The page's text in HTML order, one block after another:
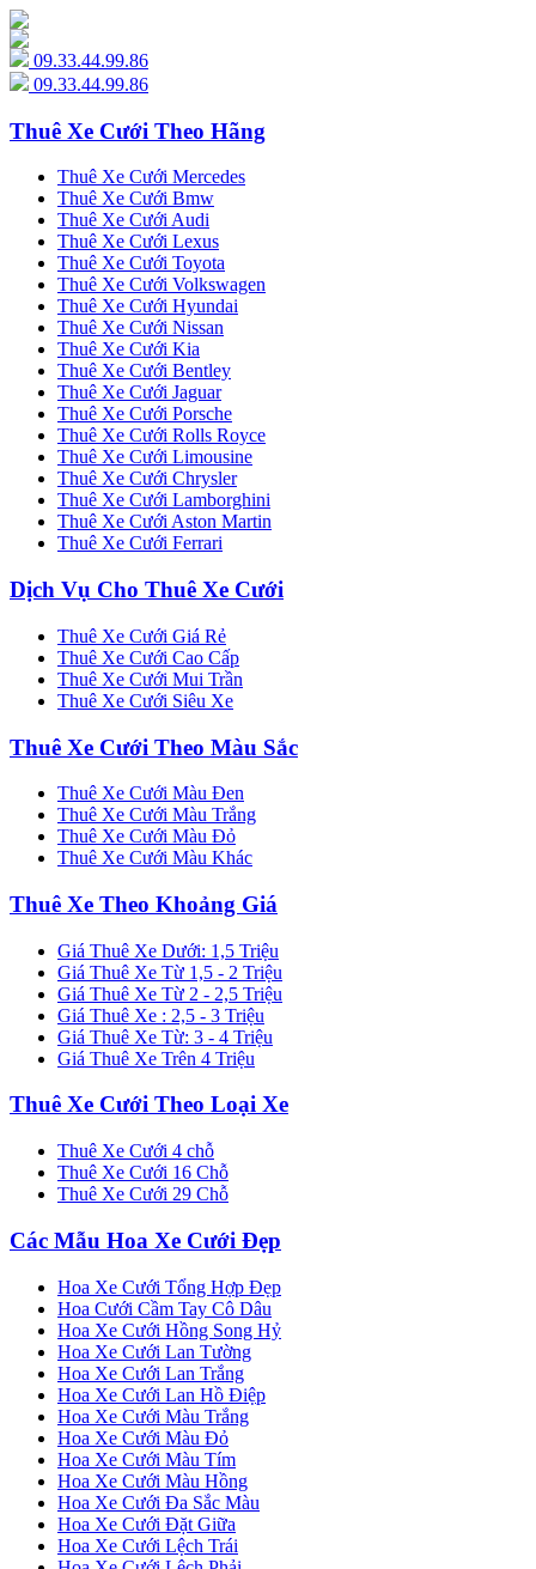
09.33.44.99.86
09.33.44.99.86
Thuê Xe Cưới Theo Hãng
Thuê Xe Cưới Mercedes
Thuê Xe Cưới Bmw
Thuê Xe Cưới Audi
Thuê Xe Cưới Lexus
Thuê Xe Cưới Toyota
Thuê Xe Cưới Volkswagen
Thuê Xe Cưới Hyundai
Thuê Xe Cưới Nissan
Thuê Xe Cưới Kia
Thuê Xe Cưới Bentley
Thuê Xe Cưới Jaguar
Thuê Xe Cưới Porsche
Thuê Xe Cưới Rolls Royce
Thuê Xe Cưới Limousine
Thuê Xe Cưới Chrysler
Thuê Xe Cưới Lamborghini
Thuê Xe Cưới Aston Martin
Thuê Xe Cưới Ferrari
Dịch Vụ Cho Thuê Xe Cưới
Thuê Xe Cưới Giá Rẻ
Thuê Xe Cưới Cao Cấp
Thuê Xe Cưới Mui Trần
Thuê Xe Cưới Siêu Xe
Thuê Xe Cưới Theo Màu Sắc
Thuê Xe Cưới Màu Đen
Thuê Xe Cưới Màu Trắng
Thuê Xe Cưới Màu Đỏ
Thuê Xe Cưới Màu Khác
Thuê Xe Theo Khoảng Giá
Giá Thuê Xe Dưới: 1,5 Triệu
Giá Thuê Xe Từ 1,5 - 2 Triệu
Giá Thuê Xe Từ 2 - 2,5 Triệu
Giá Thuê Xe : 2,5 - 3 Triệu
Giá Thuê Xe Từ: 3 - 4 Triệu
Giá Thuê Xe Trên 4 Triệu
Thuê Xe Cưới Theo Loại Xe
Thuê Xe Cưới 4 chỗ
Thuê Xe Cưới 16 Chỗ
Thuê Xe Cưới 29 Chỗ
Các Mẫu Hoa Xe Cưới Đẹp
Hoa Xe Cưới Tổng Hợp Đẹp
Hoa Cưới Cầm Tay Cô Dâu
Hoa Xe Cưới Hồng Song Hỷ
Hoa Xe Cưới Lan Tường
Hoa Xe Cưới Lan Trắng
Hoa Xe Cưới Lan Hồ Điệp
Hoa Xe Cưới Màu Trắng
Hoa Xe Cưới Màu Đỏ
Hoa Xe Cưới Màu Tím
Hoa Xe Cưới Màu Hồng
Hoa Xe Cưới Đa Sắc Màu
Hoa Xe Cưới Đặt Giữa
Hoa Xe Cưới Lệch Trái